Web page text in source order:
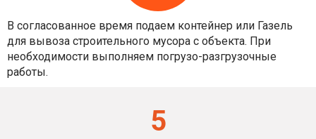
В согласованное время подаем контейнер или Газель
для вывоза строительного мусора с объекта. При
необходимости выполняем погрузо-разгрузочные
работы.
5